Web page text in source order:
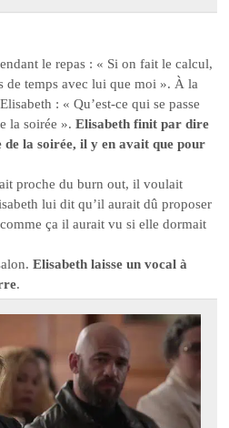
le repas : « Si on fait le calcul,
de temps avec lui que moi ». À la
: « Qu’est-ce qui se passe
la soirée ».Elisabeth finit par dire
de la soirée, il y en avait que pour
proche du burn out, il voulait
lui dit qu’il aurait dû proposer
ça il aurait vu si elle dormait
Elisabeth laisse un vocal à
.